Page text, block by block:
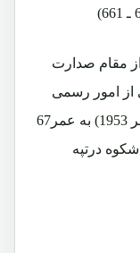
مقام صدارت
از امور رسمی
بسر برد و بتاریخ 4 عقرب 1332 (26 اکتوبر 1953) به عمر67
درتپه